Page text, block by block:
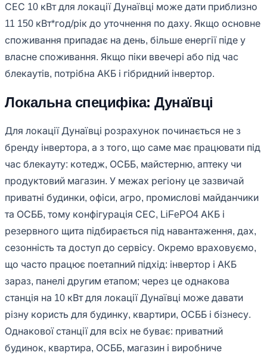
СЕС 10 кВт для локації Дунаївці може дати приблизно
11 150 кВт*год/рік до уточнення по даху. Якщо основне
споживання припадає на день, більше енергії піде у
власне споживання. Якщо піки ввечері або під час
блекаутів, потрібна АКБ і гібридний інвертор.
Локальна специфіка: Дунаївці
Для локації Дунаївці розрахунок починається не з
бренду інвертора, а з того, що саме має працювати під
час блекауту: котедж, ОСББ, майстерню, аптеку чи
продуктовий магазин. У межах регіону це зазвичай
приватні будинки, офіси, агро, промислові майданчики
та ОСББ, тому конфігурація СЕС, LiFePO4 АКБ і
резервного щита підбирається під навантаження, дах,
сезонність та доступ до сервісу. Окремо враховуємо,
що часто працює поетапний підхід: інвертор і АКБ
зараз, панелі другим етапом; через це однакова
станція на 10 кВт для локації Дунаївці може давати
різну користь для будинку, квартири, ОСББ і бізнесу.
Однакової станції для всіх не буває: приватний
будинок, квартира, ОСББ, магазин і виробниче